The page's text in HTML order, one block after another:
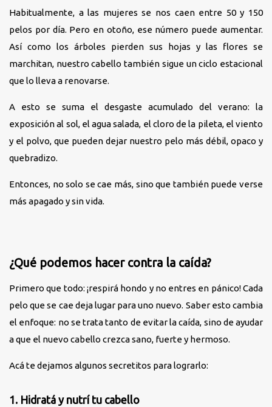
Habitualmente, a las mujeres se nos caen entre 50 y 150
pelos por día. Pero en otoño, ese número puede aumentar.
Así como los árboles pierden sus hojas y las flores se
marchitan, nuestro cabello también sigue un ciclo estacional
que lo lleva a renovarse.
A esto se suma el desgaste acumulado del verano: la
exposición al sol, el agua salada, el cloro de la pileta, el viento
y el polvo, que pueden dejar nuestro pelo más débil, opaco y
quebradizo.
Entonces, no solo se cae más, sino que también puede verse
más apagado y sin vida.
¿Qué podemos hacer contra la caída?
Primero que todo: ¡respirá hondo y no entres en pánico! Cada
pelo que se cae deja lugar para uno nuevo. Saber esto cambia
el enfoque: no se trata tanto de evitar la caída, sino de ayudar
a que el nuevo cabello crezca sano, fuerte y hermoso.
Acá te dejamos algunos secretitos para lograrlo:
1. Hidratá y nutrí tu cabello